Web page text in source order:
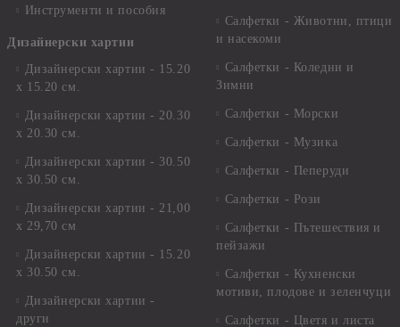
Инструменти и пособия
Дизайнерски хартии
Дизайнерски хартии - 15.20
х 15.20 см.
Дизайнерски хартии - 20.30
х 20.30 см.
Дизайнерски хартии - 30.50
х 30.50 см.
Дизайнерски хартии - 21,00
х 29,70 см
Дизайнерски хартии - 15.20
x 30.50 см.
Дизайнерски хартии -
други
Салфетки - Животни, птици
и насекоми
Салфетки - Коледни и
Зимни
Салфетки - Морски
Салфетки - Музика
Салфетки - Пеперуди
Салфетки - Рози
Салфетки - Пътешествия и
пейзажи
Салфетки - Кухненски
мотиви, плодове и зеленчуци
Салфетки - Цветя и листа